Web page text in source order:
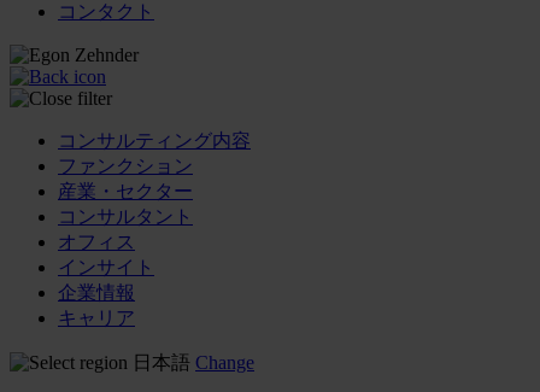
コンタクト
コンサルティング内容
ファンクション
産業・セクター
コンサルタント
オフィス
インサイト
企業情報
キャリア
日本語 Change